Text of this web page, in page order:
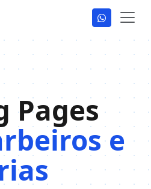
Pages
e